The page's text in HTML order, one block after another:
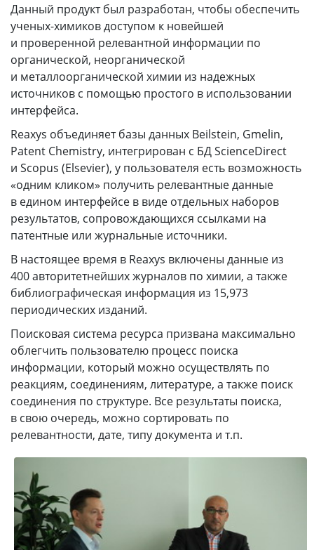
Данный продукт был разработан, чтобы обеспечить
ученых-химиков доступом к новейшей
и проверенной релевантной информации по
органической, неорганической
и металлоорганической химии из надежных
источников с помощью простого в использовании
интерфейса.
Reaxys объединяет базы данных Beilstein, Gmelin,
Patent Chemistry, интегрирован с БД ScienceDirect
и Scopus (Elsevier), у пользователя есть возможность
«одним кликом» получить релевантные данные
в едином интерфейсе в виде отдельных наборов
результатов, сопровождающихся ссылками на
патентные или журнальные источники.
В настоящее время в Reaxys включены данные из
400 авторитетнейших журналов по химии, а также
библиографическая информация из 15,973
периодических изданий.
Поисковая система ресурса призвана максимально
облегчить пользователю процесс поиска
информации, который можно осуществлять по
реакциям, соединениям, литературе, а также поиск
соединения по структуре. Все результаты поиска,
в свою очередь, можно сортировать по
релевантности, дате, типу документа и т.п.